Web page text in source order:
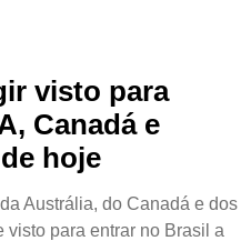
visto para
Canadá e
hoje
Austrália, do Canadá e dos
visto para entrar no Brasil a